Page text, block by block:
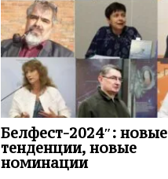
Белфест-2024″: новые
тенденции, новые
номинации